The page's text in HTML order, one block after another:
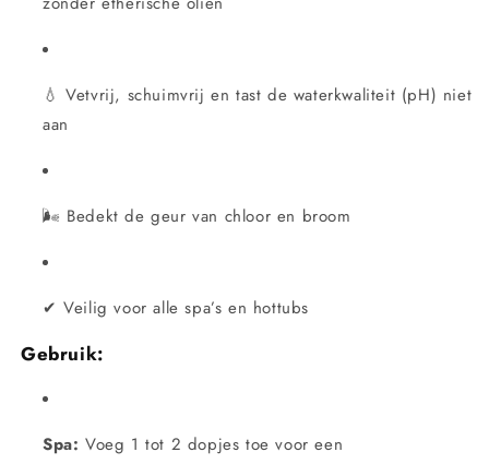
💧 Vetvrij, schuimvrij en tast de waterkwaliteit (pH) niet
aan
🌬 Bedekt de geur van chloor en broom
✔ Veilig voor alle spa’s en hottubs
Gebruik:
Spa: Voeg 1 tot 2 dopjes toe voor een